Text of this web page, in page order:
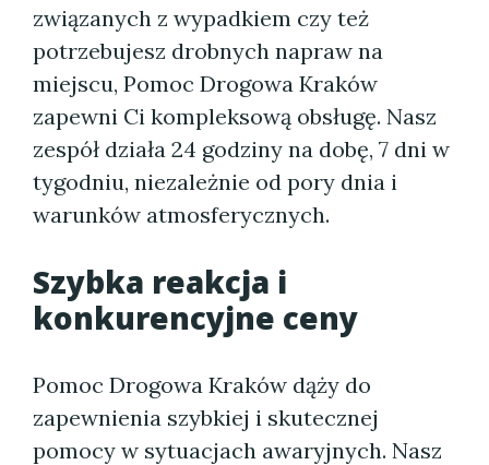
związanych z wypadkiem czy też
potrzebujesz drobnych napraw na
miejscu, Pomoc Drogowa Kraków
zapewni Ci kompleksową obsługę. Nasz
zespół działa 24 godziny na dobę, 7 dni w
tygodniu, niezależnie od pory dnia i
warunków atmosferycznych.
Szybka reakcja i
konkurencyjne ceny
Pomoc Drogowa Kraków dąży do
zapewnienia szybkiej i skutecznej
pomocy w sytuacjach awaryjnych. Nasz